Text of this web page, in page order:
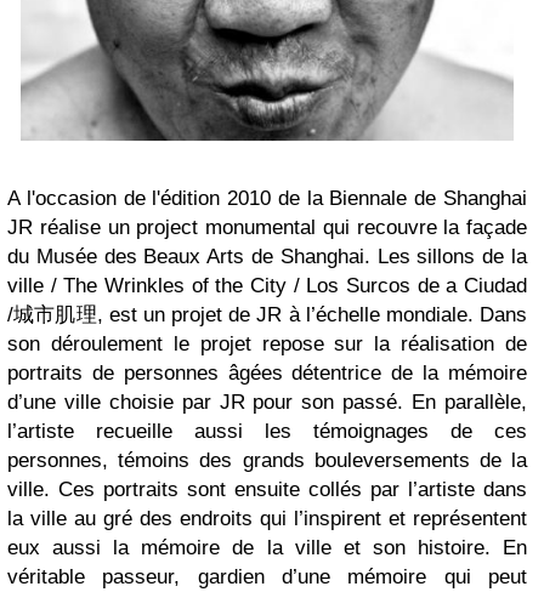
A l'occasion de l'édition 2010 de la Biennale de Shanghai
JR réalise un project monumental qui recouvre la façade
du Musée des Beaux Arts de Shanghai. Les sillons de la
ville / The Wrinkles of the City / Los Surcos de a Ciudad
/城市肌理, est un projet de JR à l’échelle mondiale. Dans
son déroulement le projet repose sur la réalisation de
portraits de personnes âgées détentrice de la mémoire
d’une ville choisie par JR pour son passé. En parallèle,
l’artiste recueille aussi les témoignages de ces
personnes, témoins des grands bouleversements de la
ville. Ces portraits sont ensuite collés par l’artiste dans
la ville au gré des endroits qui l’inspirent et représentent
eux aussi la mémoire de la ville et son histoire. En
véritable passeur, gardien d’une mémoire qui peut